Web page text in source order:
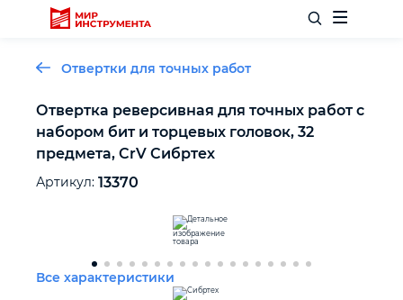
Отделочный инструмент
Слесарный инструмент
Столярный инструмент
Садовый инвентарь
Отвертки для точных работ
Отвертка реверсивная для точных работ с
набором бит и торцевых головок, 32
предмета, CrV Сибртех
Артикул: 13370
Все характеристики